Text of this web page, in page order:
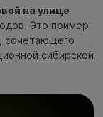
на улице
Это пример
сочетающего
сибирской